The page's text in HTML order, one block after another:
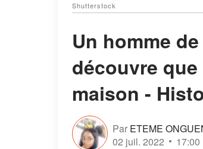
Shutterstock
Un homme
découvre
maison -
Par ETEME
02 juil. 2022
17:00